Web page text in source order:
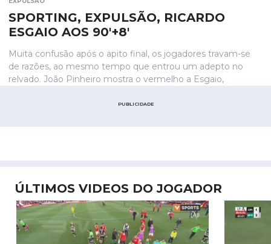
SPORTING, EXPULSÃO, RICARDO
ESGAIO AOS 90'+8'
Muita confusão após o apito final, os jogadores travam-se
de razões, ao mesmo tempo que entrou um adepto no
relvado. João Pinheiro mostra o vermelho a Esgaio,
PUBLICIDADE
ÚLTIMOS VIDEOS DO JOGADOR